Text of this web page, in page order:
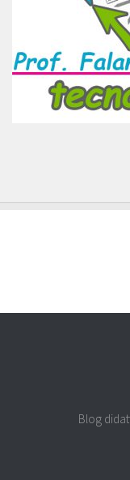
Blog